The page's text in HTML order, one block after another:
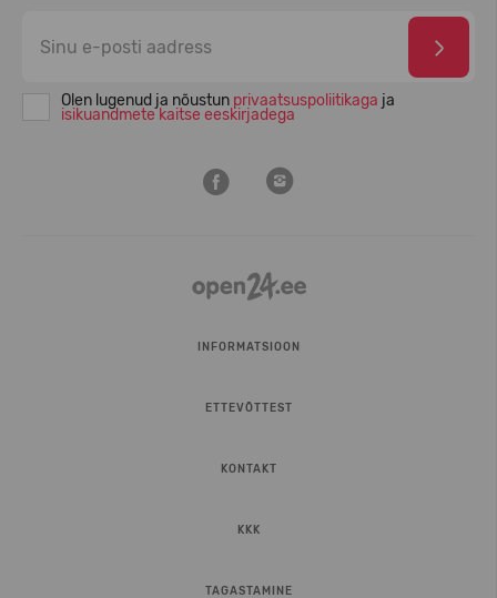
Olen lugenud ja nõustun privaatsuspoliitikaga ja
isikuandmete kaitse eeskirjadega
INFORMATSIOON
ETTEVÕTTEST
KONTAKT
KKK
TAGASTAMINE